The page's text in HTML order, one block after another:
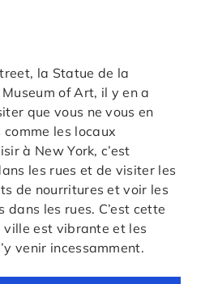
la Statue de la
of Art, il y en a
que vous ne vous en
les locaux
à New York, c’est
les rues et de visiter les
de nourritures et voir les
les rues. C’est cette
est vibrante et les
venir incessamment.